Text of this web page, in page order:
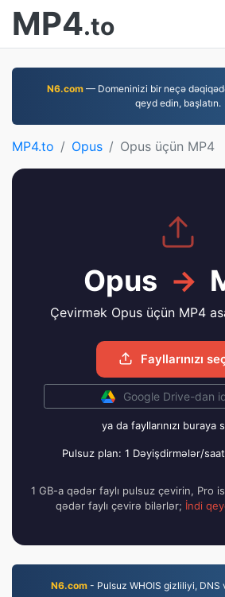
MP4.to
N6.com— Domeninizi bir neçə dəqiqədə
qeyd edin, başlatın.
MP4.to Opus Opus üçün MP4
Opus →
Çevirmək Opus üçün MP4
Fayllarınızı
Google Drive-dan
ya da fayllarınızı buraya
Pulsuz plan: 1 Dəyişdirmələr/saat
1 GB-a qədər faylı pulsuz çevirin, Pro
qədər faylı çevirə bilərlər; İndi
N6.com- Pulsuz WHOIS gizliliyi, DNS